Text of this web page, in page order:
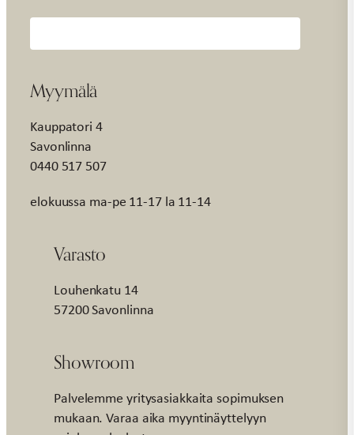
Myymälä
Kauppatori 4
Savonlinna
0440 517 507
elokuussa ma-pe 11-17 la 11-14
Varasto
Louhenkatu 14
57200 Savonlinna
Showroom
Palvelemme yritysasiakkaita sopimuksen
mukaan. Varaa aika myyntinäyttelyyn